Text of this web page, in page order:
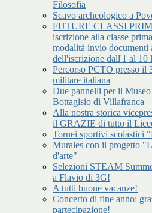
Filosofia
Scavo archeologico a
FUTURE CLASSI
iscrizione alla classe
modalità invio documenti
dell'iscrizione dall'1 al 10
Percorso PCTO presso il
militare italiana
Due pannelli per il
Bottagisio di Villafranca
Alla nostra storica
il GRAZIE di tutto il
Tornei sportivi scolastici
Murales con il progetto
d'arte"
Selezioni STEAM
a Flavio di 3G!
A tutti buone vacanze!
Concerto di fine anno:
partecipazione!